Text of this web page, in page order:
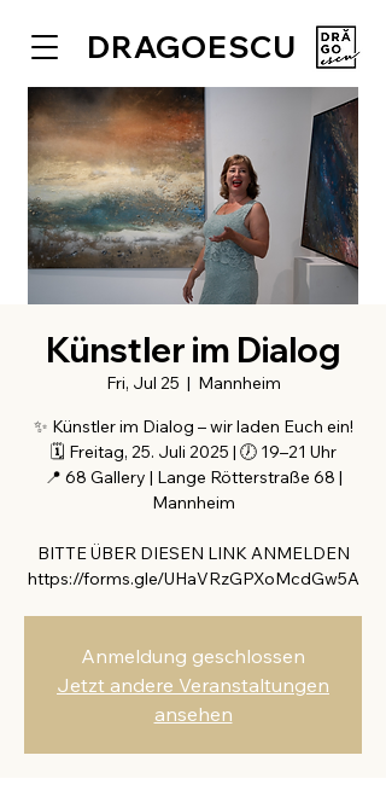
DRAGOESCU
Künstler im Dialog
Fri, Jul 25
  |
Mannheim
✨ Künstler im Dialog – wir laden Euch ein!
🗓 Freitag, 25. Juli 2025 | 🕖 19–21 Uhr
📍 68 Gallery | Lange Rötterstraße 68 |
Mannheim
BITTE ÜBER DIESEN LINK ANMELDEN
https://forms.gle/UHaVRzGPXoMcdGw5A
Anmeldung geschlossen
Jetzt andere Veranstaltungen
ansehen